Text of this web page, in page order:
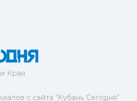
Края
с сайта "Кубань Сегодня"